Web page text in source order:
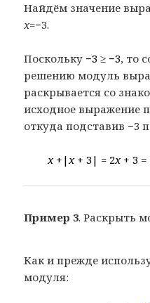
Найдём значение
x=−3.
Поскольку −3 ≥ −3, то
решению модуль
раскрывается со
исходное выражение
откуда подставив −3
x+|x+ 3| = 2x + 3 =
Пример 3. Раскрыть
Как и прежде
модуля: